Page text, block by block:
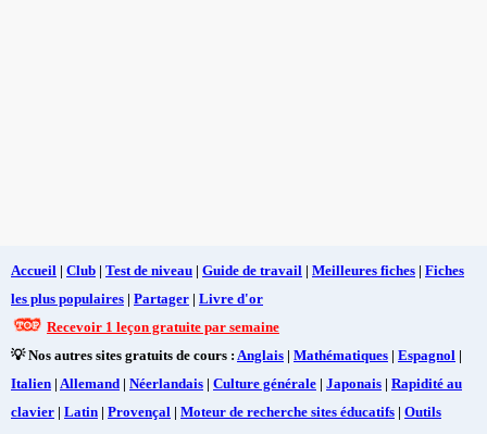
Accueil | Club | Test de niveau | Guide de travail | Meilleures fiches | Fiches
les plus populaires | Partager | Livre d'or
Recevoir 1 leçon gratuite par semaine
💡 Nos autres sites gratuits de cours : Anglais | Mathématiques | Espagnol |
Italien | Allemand | Néerlandais | Culture générale | Japonais | Rapidité au
clavier | Latin | Provençal | Moteur de recherche sites éducatifs | Outils